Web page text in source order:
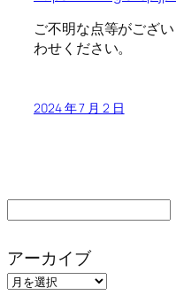
ご不明な点等がござ
わせください。
2024 年 7 月 2 日
アーカイブ